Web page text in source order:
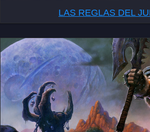
LAS REGLAS DEL